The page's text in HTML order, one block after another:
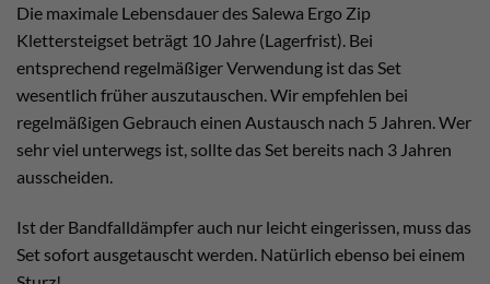
Die maximale Lebensdauer des Salewa Ergo Zip
Klettersteigset beträgt 10 Jahre (Lagerfrist). Bei
entsprechend regelmäßiger Verwendung ist das Set
wesentlich früher auszutauschen. Wir empfehlen bei
regelmäßigen Gebrauch einen Austausch nach 5 Jahren. Wer
sehr viel unterwegs ist, sollte das Set bereits nach 3 Jahren
ausscheiden.
Ist der Bandfalldämpfer auch nur leicht eingerissen, muss das
Set sofort ausgetauscht werden. Natürlich ebenso bei einem